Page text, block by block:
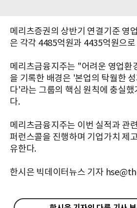
메리츠증권의 상반기 연결기준 영
은 각각 4485억원과 4435억원으
메리츠금융지주는 "어려운 영업환
을 기록한 배경은 '본업의 탁월한
다'라는 그룹의 핵심 원칙에 충실
다.
메리츠금융지주는 이번 실적과 관
퍼런스콜을 진행하며 기업가치 제
유한다.
한시은 빅데이터뉴스 기자